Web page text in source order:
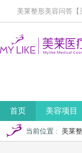
美莱整形美容问答【
首页 美容项目
当前位置 : 美莱